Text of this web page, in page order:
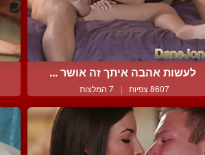
לעשות אהבה איתך זה אושר ...
8607 צפיות | 7 המלצות